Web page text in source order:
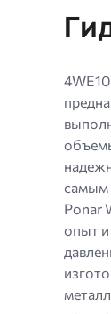
jpg
самым
Ponar
опыт и